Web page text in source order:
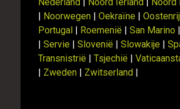
| Noorwegen | Oekraïne |
Portugal | Roemenië | San Marino |
| Servie | Slovenië | Slowakije |
Transnistrië | Tsjechië |
| Zweden | Zwitserland |